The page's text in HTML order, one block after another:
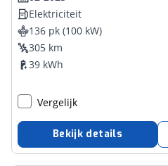
Elektriciteit
136 pk (100 kW)
305 km
39 kWh
Vergelijk
Bekijk details